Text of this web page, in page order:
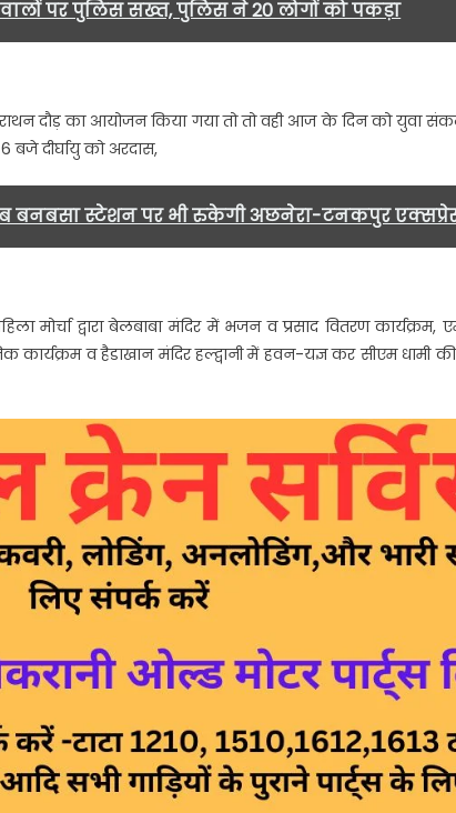
गया
का
जन्मदिन………
पर पुलिस सख्त, पुलिस ने 20 लोगों को पकड़ा
दौड़ का आयोजन किया गया तो तो वही आज के दिन को युवा
बजे दीर्घायु को अरदास,
बनबसा स्टेशन पर भी रुकेगी अछनेरा-टनकपुर
मोर्चा द्वारा बेलबाबा मंदिर में भजन व प्रसाद वितरण कार्यक्रम,
कार्यक्रम व हैडाखान मंदिर हल्द्वानी में हवन-यज्ञ कर सीएम धामी की